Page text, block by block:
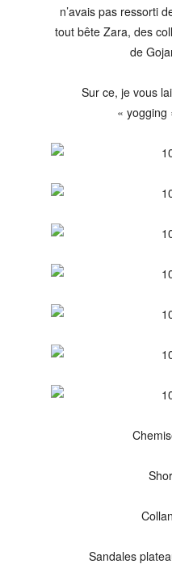
n’avais pas ressorti
tout bête Zara, des
de
Sur ce, je vous
« yogging
Sandales